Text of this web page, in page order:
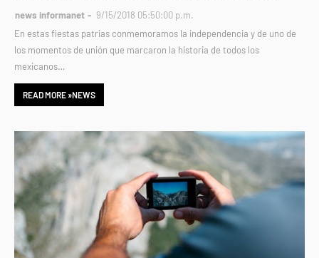
news informanet
9/15/2018 05:50:00 p.m.
En estas fiestas patrias conmemoramos la independencia y de uno de
los momentos de unión que marcaron la historia de todos los
mexicanos…
READ MORE »NEWS